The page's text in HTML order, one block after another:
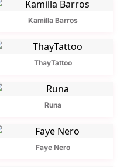
Kamilla Barros
ThayTattoo
Runa
Faye Nero